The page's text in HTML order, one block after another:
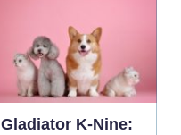
Gladiator K-Nine: